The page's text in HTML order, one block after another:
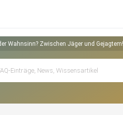
Wahnsinn? Zwischen Jäger und Gejagtem!